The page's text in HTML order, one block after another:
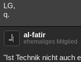
LG,
q.
al-fatir
ehemaliges Mitglied
"Ist Technik nicht auch